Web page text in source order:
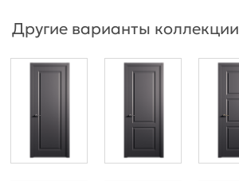
Другие варианты коллекции